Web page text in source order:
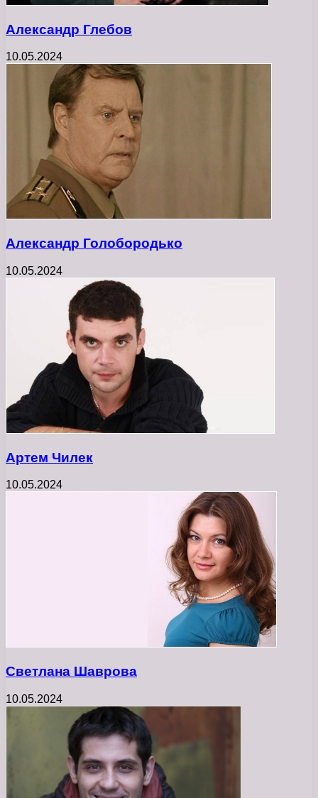
Александр Глебов
10.05.2024
Александр Голобородько
10.05.2024
Артем Чилек
10.05.2024
Светлана Шаврова
10.05.2024